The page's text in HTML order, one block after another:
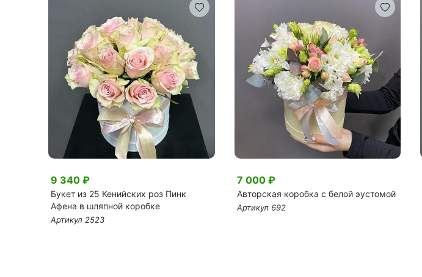
9 340 ₽
Букет из 25 Кенийских роз Пинк
Афена в шляпной коробке
Артикул 2523
7 000 ₽
Авторская коробка с белой эустомой
Артикул 692